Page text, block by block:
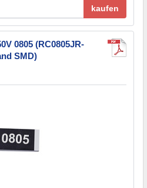
kaufen
0805 (RC0805JR-
SMD)